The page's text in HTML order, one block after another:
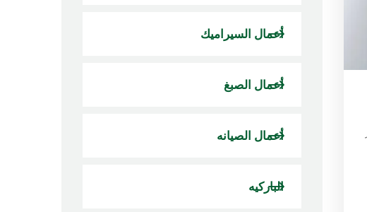
أعمال السيراميك
أعمال الصبغ
أعمال الصيانه
الباركيه